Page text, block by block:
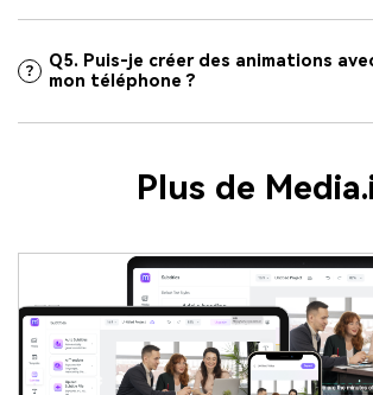
Q5. Puis-je créer des animations
mon téléphone ?
Plus de